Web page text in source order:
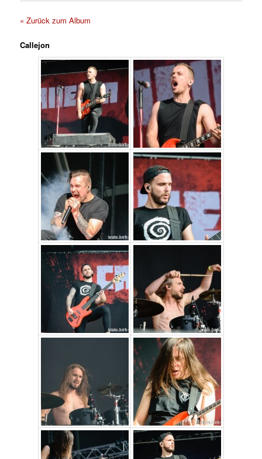
« Zurück zum Album
Callejon